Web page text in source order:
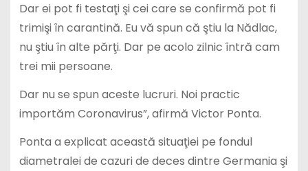
Dar ei pot fi testaţi şi cei care se confirmă pot fi
trimişi în carantină. Eu vă spun că ştiu la Nădlac,
nu ştiu în alte părţi. Dar pe acolo zilnic întră cam
trei mii persoane.
Dar nu se spun aceste lucruri. Noi practic
importăm Coronavirus”, afirmă Victor Ponta.
Ponta a explicat această situaţiei pe fondul
diametralei de cazuri de deces dintre Germania şi